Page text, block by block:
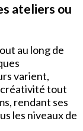
ateliers ou
au long de
varient,
tout
rendant ses
les niveaux de